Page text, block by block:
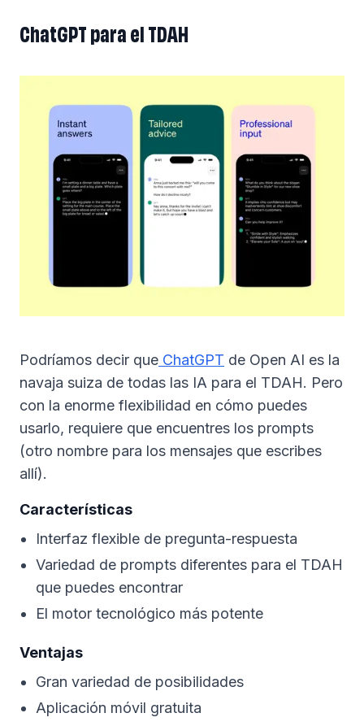
ChatGPT para el TDAH
Podríamos decir que ChatGPT de Open AI es la
navaja suiza de todas las IA para el TDAH. Pero
con la enorme flexibilidad en cómo puedes
usarlo, requiere que encuentres los prompts
(otro nombre para los mensajes que escribes
allí).
Características
Interfaz flexible de pregunta-respuesta
Variedad de prompts diferentes para el TDAH
que puedes encontrar
El motor tecnológico más potente
Ventajas
Gran variedad de posibilidades
Aplicación móvil gratuita